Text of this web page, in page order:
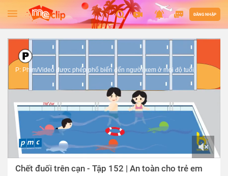
ĐĂNG NHẬP
P: Phim/Video được phép phổ biến đến người xem ở mọi độ tuổi
Chết đuối trên cạn - Tập 152 | An toàn cho trẻ em